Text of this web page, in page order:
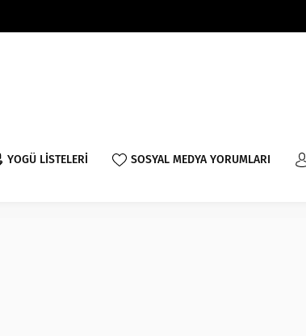
YOGÜ LİSTELERİ SOSYAL MEDYA YORUMLARI